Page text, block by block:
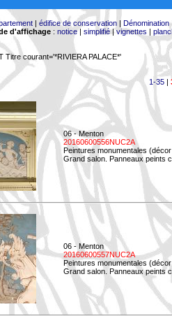
| édifice de conservation| Dénomination
d'affichage: notice| simplifié|vignettes |
Titre courant='*RIVIERA PALACE*'
1-35|
06 - Menton
20160600556NUC2A
Peintures monumentales
Grand salon. Panneaux peints
06 - Menton
20160600557NUC2A
Peintures monumentales
Grand salon. Panneaux peints